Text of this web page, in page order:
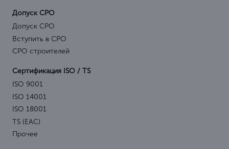
Допуск СРО
Допуск СРО
Вступить в СРО
СРО строителей
Сертификация ISO / TS
ISO 9001
ISO 14001
ISO 18001
TS (EAC)
Прочее